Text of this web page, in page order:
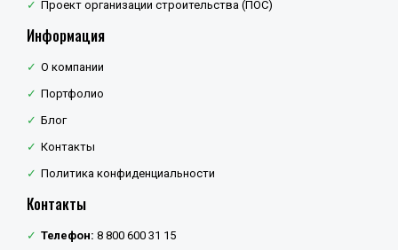
Проект организации строительства (ПОС)
Информация
О компании
Портфолио
Блог
Контакты
Политика конфиденциальности
Контакты
Телефон: 8 800 600 31 15